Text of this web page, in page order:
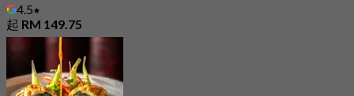
4.5
起 RM 149.75